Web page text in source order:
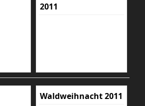
2011
Waldweihnacht 2011